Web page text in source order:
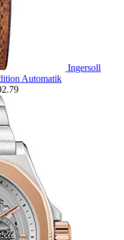
Ingersoll
Automatik